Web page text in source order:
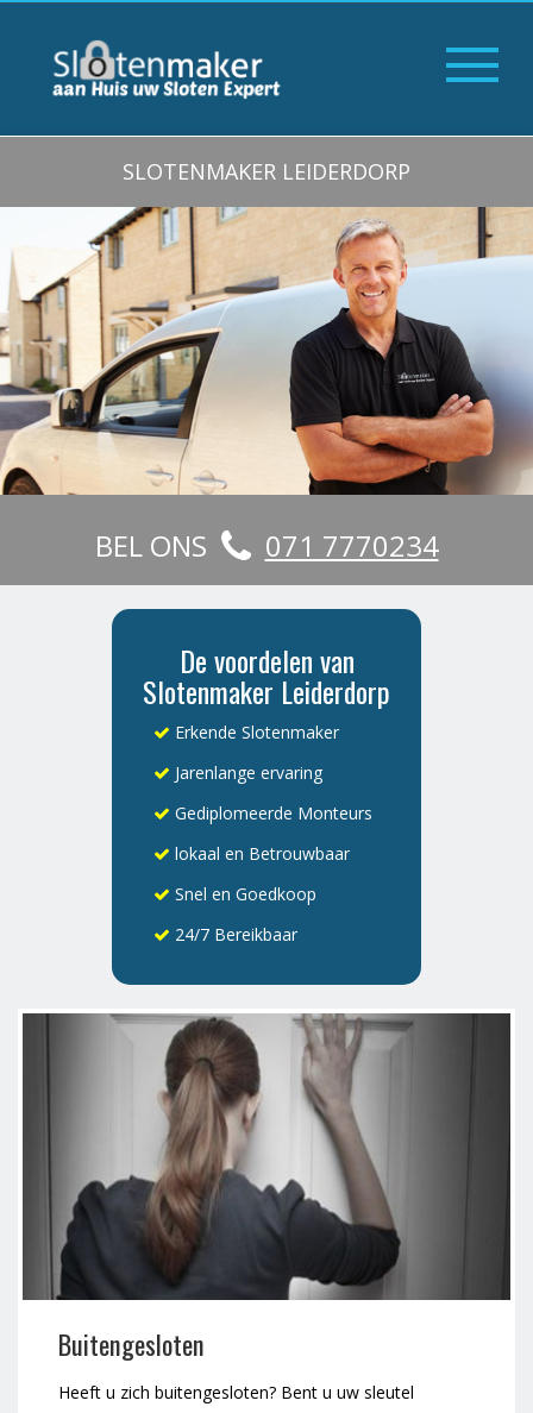
SLOTENMAKER LEIDERDORP
BEL ONS 071 7770234
De voordelen van
Slotenmaker Leiderdorp
Erkende Slotenmaker
Jarenlange ervaring
Gediplomeerde Monteurs
lokaal en Betrouwbaar
Snel en Goedkoop
24/7 Bereikbaar
Buitengesloten
Heeft u zich buitengesloten? Bent u uw sleutel